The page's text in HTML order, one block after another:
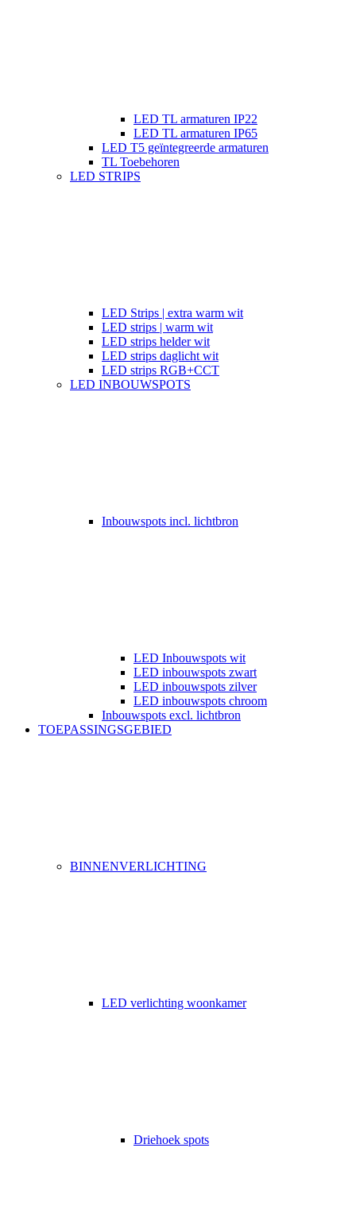
LED TL armaturen IP22
LED TL armaturen IP65
LED T5 geïntegreerde armaturen
TL Toebehoren
LED STRIPS
LED Strips | extra warm wit
LED strips | warm wit
LED strips helder wit
LED strips daglicht wit
LED strips RGB+CCT
LED INBOUWSPOTS
Inbouwspots incl. lichtbron
LED Inbouwspots wit
LED inbouwspots zwart
LED inbouwspots zilver
LED inbouwspots chroom
Inbouwspots excl. lichtbron
TOEPASSINGSGEBIED
BINNENVERLICHTING
LED verlichting woonkamer
Driehoek spots